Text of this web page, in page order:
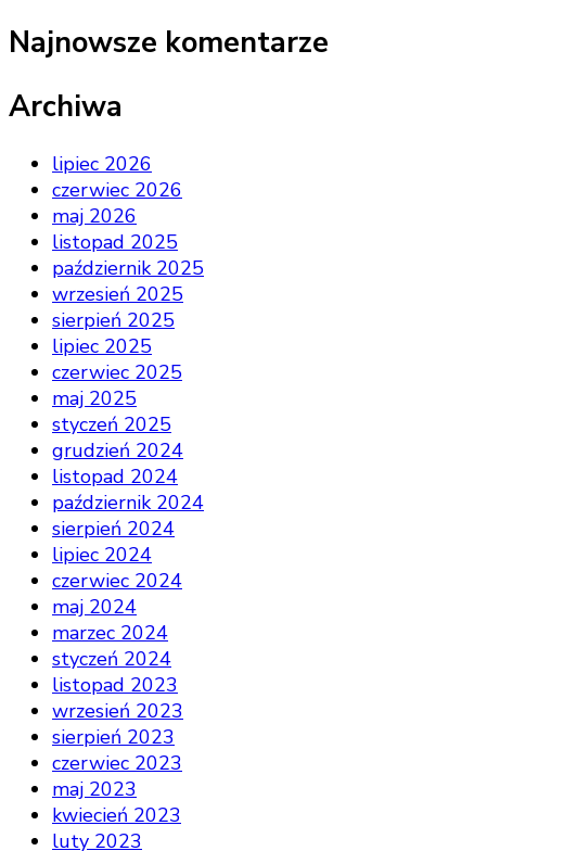
Najnowsze komentarze
Archiwa
lipiec 2026
czerwiec 2026
maj 2026
listopad 2025
październik 2025
wrzesień 2025
sierpień 2025
lipiec 2025
czerwiec 2025
maj 2025
styczeń 2025
grudzień 2024
listopad 2024
październik 2024
sierpień 2024
lipiec 2024
czerwiec 2024
maj 2024
marzec 2024
styczeń 2024
listopad 2023
wrzesień 2023
sierpień 2023
czerwiec 2023
maj 2023
kwiecień 2023
luty 2023